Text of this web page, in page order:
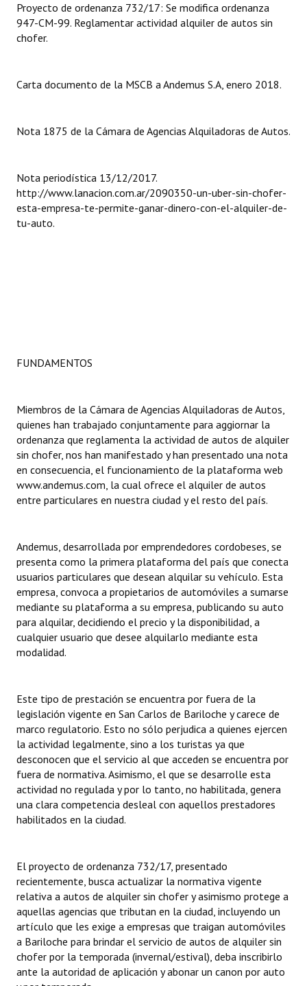
Resoluciones
Resoluciones de Presidencia
Noticias Destacadas
Datos Históricos
Premio al Mérito - Registro
Banca del Vecino - Registro
Antiguos Pobladores - Registro
Reconocimientos - Registro
Bariloche, Municipio intercultural
Entrega de distinciones
Proyecto de ordenanza 732/17: Se modifica ordenanza
947-CM-99. Reglamentar actividad alquiler de autos sin
chofer.
Carta documento de la MSCB a Andemus S.A, enero 2018.
Nota 1875 de la Cámara de Agencias Alquiladoras de Autos.
Nota periodística 13/12/2017.
http://www.lanacion.com.ar/2090350-un-uber-sin-chofer-
esta-empresa-te-permite-ganar-dinero-con-el-alquiler-de-
tu-auto.
FUNDAMENTOS
Miembros de la Cámara de Agencias Alquiladoras de Autos,
quienes han trabajado conjuntamente para aggiornar la
ordenanza que reglamenta la actividad de autos de alquiler
sin chofer, nos han manifestado y han presentado una nota
en consecuencia, el funcionamiento de la plataforma web
www.andemus.com, la cual ofrece el alquiler de autos
entre particulares en nuestra ciudad y el resto del país.
Andemus, desarrollada por emprendedores cordobeses, se
presenta como la primera plataforma del país que conecta
usuarios particulares que desean alquilar su vehículo. Esta
empresa, convoca a propietarios de automóviles a sumarse
mediante su plataforma a su empresa, publicando su auto
para alquilar, decidiendo el precio y la disponibilidad, a
cualquier usuario que desee alquilarlo mediante esta
modalidad.
Este tipo de prestación se encuentra por fuera de la
legislación vigente en San Carlos de Bariloche y carece de
marco regulatorio. Esto no sólo perjudica a quienes ejercen
la actividad legalmente, sino a los turistas ya que
desconocen que el servicio al que acceden se encuentra por
fuera de normativa. Asimismo, el que se desarrolle esta
actividad no regulada y por lo tanto, no habilitada, genera
una clara competencia desleal con aquellos prestadores
habilitados en la ciudad.
El proyecto de ordenanza 732/17, presentado
recientemente, busca actualizar la normativa vigente
relativa a autos de alquiler sin chofer y asimismo protege a
aquellas agencias que tributan en la ciudad, incluyendo un
artículo que les exige a empresas que traigan automóviles
a Bariloche para brindar el servicio de autos de alquiler sin
chofer por la temporada (invernal/estival), deba inscribirlo
ante la autoridad de aplicación y abonar un canon por auto